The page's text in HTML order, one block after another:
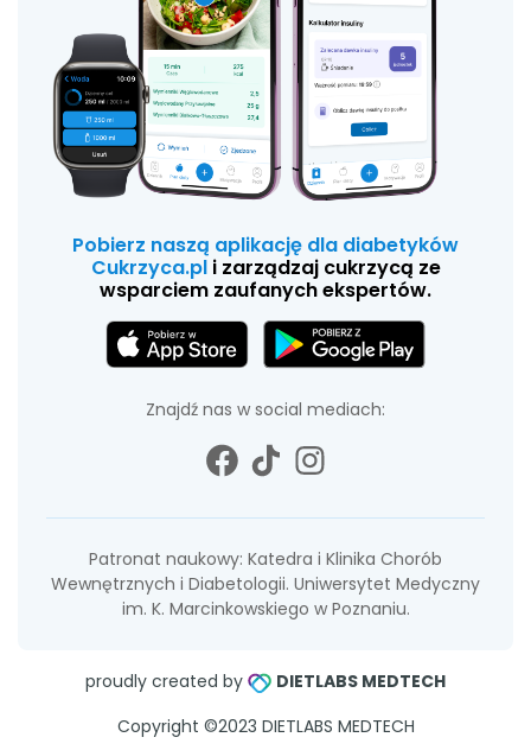
Pobierz naszą aplikację dla diabetyków
Cukrzyca.pli zarządzaj cukrzycą ze
wsparciem zaufanych ekspertów.
Znajdź nas w social mediach:
Patronat naukowy: Katedra i Klinika Chorób
Wewnętrznych i Diabetologii. Uniwersytet Medyczny
im. K. Marcinkowskiego w Poznaniu.
proudly created by
DIETLABS MEDTECH
Copyright ©2023 DIETLABS MEDTECH